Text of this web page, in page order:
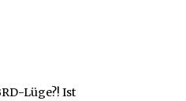
Lüge?! Ist